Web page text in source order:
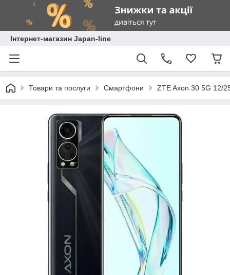
Інтернет-магазин Japan-line
Товари та послуги Смартфони ZTE Axon 30 5G 12/